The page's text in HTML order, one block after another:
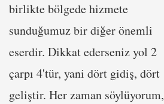
birlikte bölgede hizmete
sunduğumuz bir diğer önemli
eserdir. Dikkat ederseniz yol 2
çarpı 4'tür, yani dört gidiş, dört
geliştir. Her zaman söylüyorum,